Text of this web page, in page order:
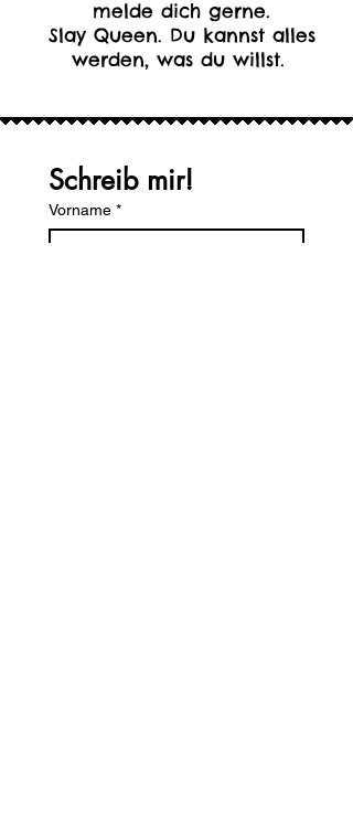
melde dich gerne.
Slay Queen. Du kannst alles
werden, was du willst.
Schreib mir!
Vorname *